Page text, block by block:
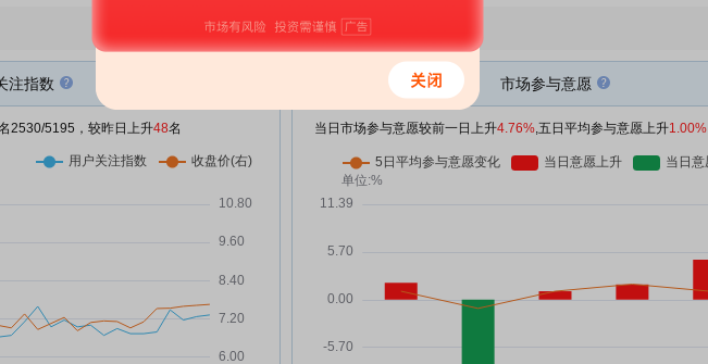
弹
司股东
涨
关于召开2026年第二次临时股东
会的通知
大连热电:大连热电股份有限公司
董事、高级管理人员离职管理办法
于大连热电股份有限公司2026年
第一次临时股东会之法律意见书
2026年第一次临时股东会决议公
大连热电:大连热电股份有限公司
股票交易异常波动公告
05-27
大连热电:大连热电股份有限公司
今日用户关注度有所上升，参与意愿有所增强
市场参与意愿
当日市场参与意愿较前一日上升4.76%,五日平均参与意愿上升1.00%
注指数
2530/5195，较昨日上升48名